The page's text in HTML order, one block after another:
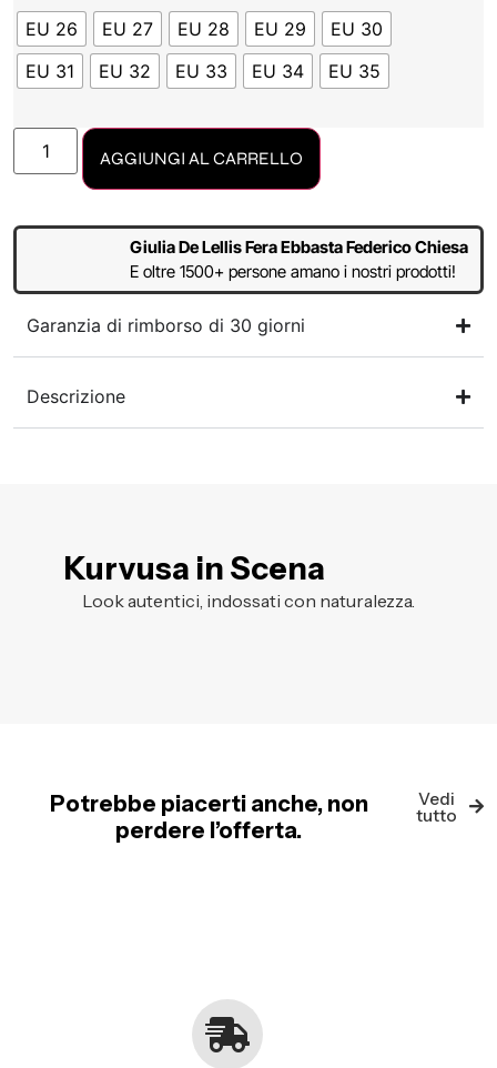
EU 26
EU 27 EU 28 EU 29
EU 30
EU 31
EU 32 EU 33 EU 34 EU 35
AGGIUNGI AL CARRELLO
Giulia De Lellis Fera Ebbasta Federico Chiesa
E oltre 1500+ persone amano i nostri prodotti!
Garanzia di rimborso di 30 giorni
Descrizione
Kurvusa in Scena
Look autentici, indossati con naturalezza.
Potrebbe piacerti anche, non
perdere l’offerta.
Vedi
tutto